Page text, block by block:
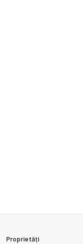
Proprietăți